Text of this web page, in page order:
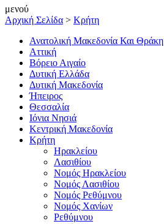
μενού
Αρχική Σελίδα > Κρήτη
Ανατολική Μακεδονία Και Θράκη
Αττική
Βόρειο Αιγαίο
Δυτική Ελλάδα
Δυτική Μακεδονία
Ήπειρος
Θεσσαλία
Ιόνια Νησιά
Κεντρική Μακεδονία
Κρήτη
Ηρακλείου
Λασιθίου
Νομός Ηρακλείου
Νομός Λασιθίου
Νομός Ρεθύμνου
Νομός Χανίων
Ρεθύμνου